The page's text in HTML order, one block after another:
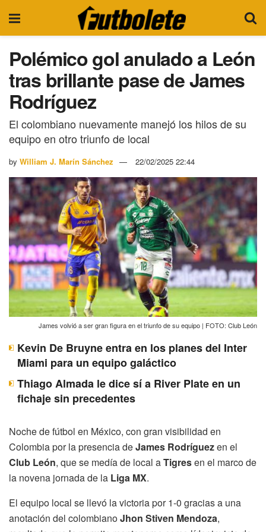
Polémico gol anulado a León
tras brillante pase de James
Rodríguez
El colombiano nuevamente manejó los hilos de su
equipo en otro triunfo de local
by William J. Marín Sánchez 22/02/2025 22:44
James volvió a ser gran figura en el triunfo de su equipo | FOTO: Club León
Kevin De Bruyne entra en los planes del Inter
Miami para un equipo galáctico
Thiago Almada le dice sí a River Plate en un
fichaje sin precedentes
Noche de fútbol en México, con gran visibilidad en
Colombia por la presencia deJames Rodríguezen el
Club León, que se medía de local aTigresen el marco de
la novena jornada de la Liga MX.
El equipo local se llevó la victoria por 1-0 gracias a una
anotación del colombianoJhon Stiven Mendoza,